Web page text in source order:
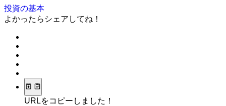
投資の基本
よかったらシェアしてね！
URLをコピーしました！